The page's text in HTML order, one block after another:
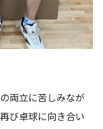
両立に苦しみなが
び卓球に向き合い